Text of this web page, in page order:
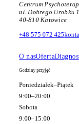
Centrum
ul. Dobrego Urobku
40-810 Katowice
+48 575 072 425
O nasOferta
Godziny przyjęć
Poniedziałek–Piątek
9:00–20:00
Sobota
9:00–15:00